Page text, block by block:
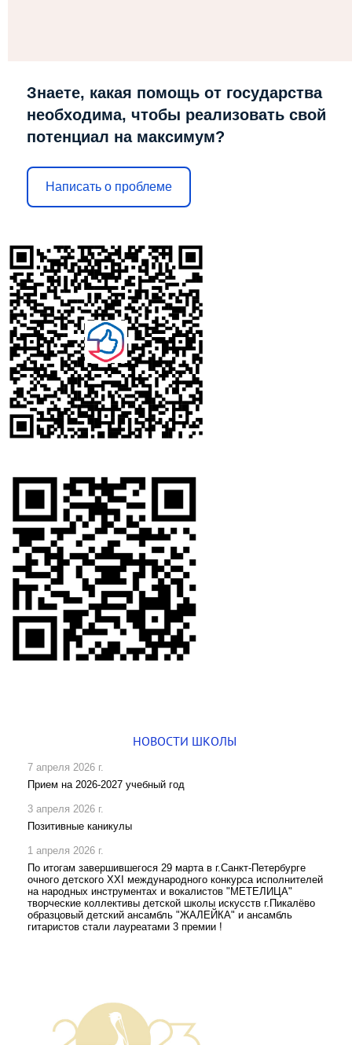
Знаете, какая помощь от государства
необходима, чтобы реализовать свой
потенциал на максимум?
Написать о проблеме
НОВОСТИ ШКОЛЫ
7 апреля 2026 г.
Прием на 2026-2027 учебный год
3 апреля 2026 г.
Позитивные каникулы
1 апреля 2026 г.
По итогам завершившегося 29 марта в г.Санкт-Петербурге
очного детского XXI международного конкурса исполнителей
на народных инструментах и вокалистов "МЕТЕЛИЦА"
творческие коллективы детской школы искусств г.Пикалёво
образцовый детский ансамбль "ЖАЛЕЙКА" и ансамбль
гитаристов стали лауреатами 3 премии !